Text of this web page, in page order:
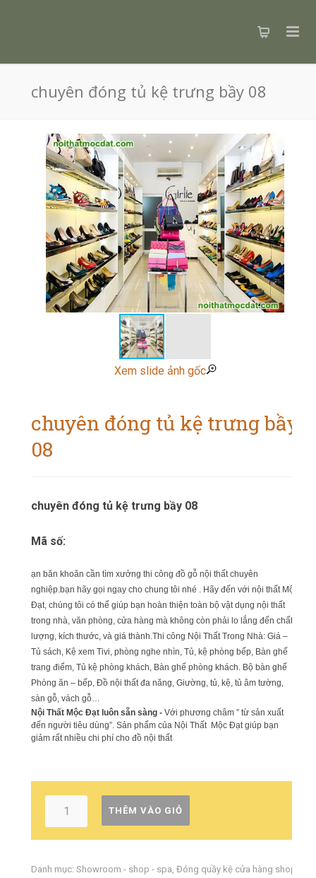
chuyên đóng tủ kệ trưng bầy 08
Xem slide ảnh gốc
chuyên đóng tủ kệ trưng bầy
08
chuyên đóng tủ kệ trưng bầy 08
Mã số:
ạn băn khoăn cần tìm xưởng thi công đồ gỗ nội thất chuyên
nghiệp.bạn hãy gọi ngay cho chung tôi nhé . Hãy đến với nội thất Mộc
Đạt, chúng tôi có thể giúp bạn hoàn thiện toàn bộ vật dụng nội thất
trong nhà, văn phòng, cửa hàng mà không còn phải lo lắng đến chất
lượng, kích thước, và giá thành.Thi công Nội Thất Trong Nhà: Giá –
Tủ sách, Kệ xem Tivi, phòng nghe nhìn, Tủ, kệ phòng bếp, Bàn ghế
trang điểm, Tủ kệ phòng khách, Bàn ghế phòng khách. Bộ bàn ghế
Phòng ăn – bếp, Đồ nội thất đa năng, Giường, tủ, kệ, tủ âm tường,
sàn gỗ, vách gỗ…
Nội Thất Mộc Đạt luôn sẵn sàng - Với phương châm ” từ sản xuất
đến người tiêu dùng”. Sản phẩm của Nội Thất Mộc Đạt giúp bạn
giảm rất nhiều chi phí cho đồ nội thất
THÊM VÀO GIỎ
Danh mục: Showroom - shop - spa, Đóng quầy kệ cửa hàng shop